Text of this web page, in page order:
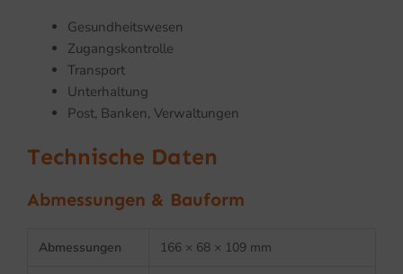
Gesundheitswesen
Zugangskontrolle
Transport
Unterhaltung
Post, Banken, Verwaltungen
Technische Daten
Abmessungen & Bauform
Abmessungen 166 × 68 × 109 mm